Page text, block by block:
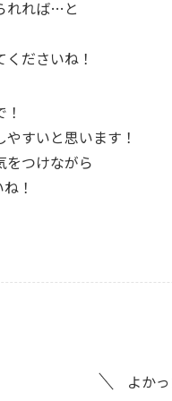
れれば…と
ださいね！
すいと思います！
をつけながら
！
よか